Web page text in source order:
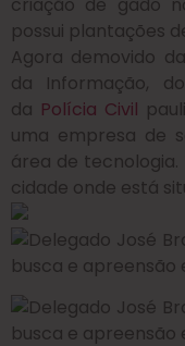
possui plantações
Agora demovido
da Informação,
da Polícia Civil
uma empresa de
área de
cidade onde está